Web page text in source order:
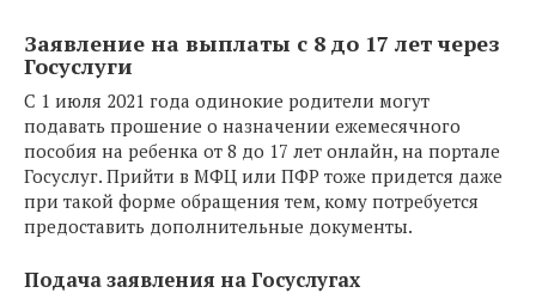
Заявление на выплаты с 8 до 17 лет через
Госуслуги
С 1 июля 2021 года одинокие родители могут
подавать прошение о назначении ежемесячного
пособия на ребенка от 8 до 17 лет онлайн, на портале
Госуслуг. Прийти в МФЦ или ПФР тоже придется даже
при такой форме обращения тем, кому потребуется
предоставить дополнительные документы.
Подача заявления на Госуслугах